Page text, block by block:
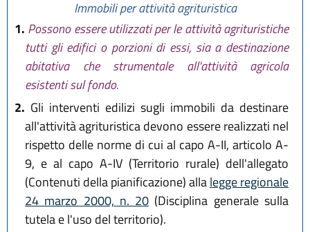
Immobili per attività agrituristica
1. Possono essere utilizzati per le attività agrituristiche
tutti gli edifici o porzioni di essi, sia a destinazione
abitativa che strumentale all'attività agricola
esistenti sul fondo.
2. Gli interventi edilizi sugli immobili da destinare
all'attività agrituristica devono essere realizzati nel
rispetto delle norme di cui al capo A-II, articolo A-
9, e al capo A-IV (Territorio rurale) dell'allegato
(Contenuti della pianificazione) allalegge regionale
24 marzo 2000, n. 20 (Disciplina generale sulla
tutela e l'uso del territorio).